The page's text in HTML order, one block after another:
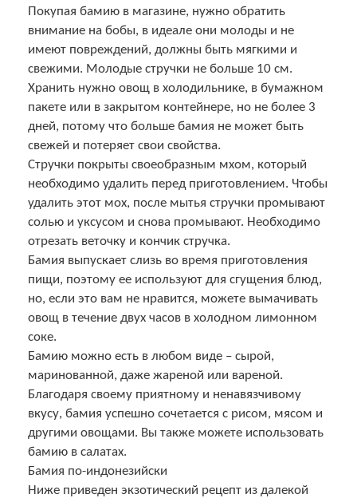
Покупая бамию в магазине, нужно обратить
внимание на бобы, в идеале они молоды и не
имеют повреждений, должны быть мягкими и
свежими. Молодые стручки не больше 10 см.
Хранить нужно овощ в холодильнике, в бумажном
пакете или в закрытом контейнере, но не более 3
дней, потому что больше бамия не может быть
свежей и потеряет свои свойства.
Стручки покрыты своеобразным мхом, который
необходимо удалить перед приготовлением. Чтобы
удалить этот мох, после мытья стручки промывают
солью и уксусом и снова промывают. Необходимо
отрезать веточку и кончик стручка.
Бамия выпускает слизь во время приготовления
пищи, поэтому ее используют для сгущения блюд,
но, если это вам не нравится, можете вымачивать
овощ в течение двух часов в холодном лимонном
соке.
Бамию можно есть в любом виде – сырой,
маринованной, даже жареной или вареной.
Благодаря своему приятному и ненавязчивому
вкусу, бамия успешно сочетается с рисом, мясом и
другими овощами. Вы также можете использовать
бамию в салатах.
Бамия по-индонезийски
Ниже приведен экзотический рецепт из далекой